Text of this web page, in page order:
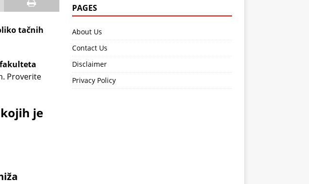
tačnih
Proverite
je
PAGES
About Us
Contact Us
Disclaimer
Privacy Policy